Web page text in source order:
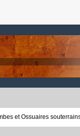
et Ossuaires